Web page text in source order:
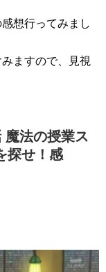
想行ってみまし
ますので、見視
魔法の授業ス
探せ！感